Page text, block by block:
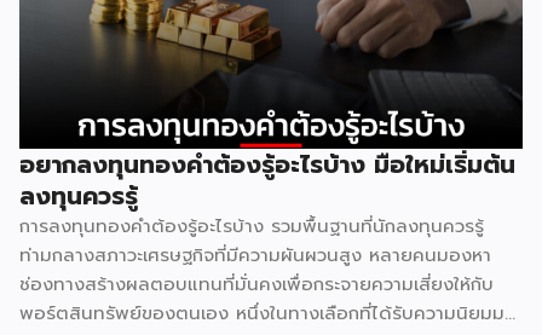
ทำเลลักษณะนี้ในแต่ละพื้นที่มีจำนวนจำกัดมาก ทั้ง 7-Eleven และ
CJ More ต่างก็มองหาปัจจัยเดียวกันคือปริมาณคนเดินผ่าน
สูงสุด จุดที่ตอบโจทย์ได้ดีที่สุดจึงมักเหลืออยู่ไม่กี่จุดในแต่ละย่าน
ผลคือทั้งสองแบรนด์ไปกระจุกตัวอยู่ในบริเวณเดียวกันโดย
ธรรมชาติ ไม่ต่างจากปั๊มน้ำมันหลายเจ้าที่มักตั้งอยู่ตรงข้ามกันบน
ถนนสายหลัก 2. ทฤษฎีคลัสเตอร์การค้า รวมกันแข็งกว่าแยกกัน
ในทางเศรษฐศาสตร์ค้าปลีกมีหลักการที่เรียกว่า retail
agglomeration หรือการรวมกลุ่มธุรกิจประเภทเดียวกันไว้ในจุด
เดียว ฟังดูขัดสามัญสำนึกที่ว่าคู่แข่งควรหนีห่างกันไว้ แต่ในความ
จริงกลับตรงกันข้าม เพราะจุดที่มี 7-Eleven และ CJ More อยู่
ด้วยกันจะกลายเป็น “จุดหมายปลายทาง” […]
อยากลงทุนทองคำต้องรู้อะไรบ้าง มือใหม่เริ่มต้น
ลงทุนควรรู้
การลงทุนทองคำต้องรู้อะไรบ้าง รวมพื้นฐานที่นักลงทุนควรรู้
ท่ามกลางสภาวะเศรษฐกิจที่มีความผันผวนสูง หลายคนมองหา
ช่องทางสร้างผลตอบแทนที่มั่นคงเพื่อกระจายความเสี่ยงให้กับ
พอร์ตสินทรัพย์ของตนเอง หนึ่งในทางเลือกที่ได้รับความนิยมมา